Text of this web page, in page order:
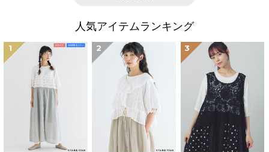
人気アイテムランキング
1 2 3